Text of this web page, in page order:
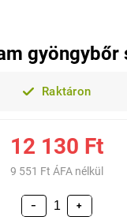
gyöngybőr
Raktáron
12 130 Ft
9 551 Ft ÁFA nélkül
+
−